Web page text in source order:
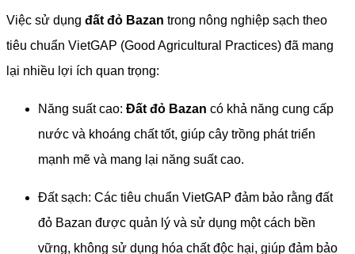
Việc sử dụng đất đỏ Bazan trong nông nghiệp sạch theo
tiêu chuẩn VietGAP (Good Agricultural Practices) đã mang
lại nhiều lợi ích quan trọng:
Năng suất cao: Đất đỏ Bazan có khả năng cung cấp
nước và khoáng chất tốt, giúp cây trồng phát triển
mạnh mẽ và mang lại năng suất cao.
Đất sạch: Các tiêu chuẩn VietGAP đảm bảo rằng đất
đỏ Bazan được quản lý và sử dụng một cách bền
vững, không sử dụng hóa chất độc hại, giúp đảm bảo